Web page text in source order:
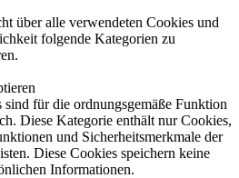
über alle verwendeten Cookies und
folgende Kategorien zu
für die ordnungsgemäße Funktion
Diese Kategorie enthält nur Cookies,
und Sicherheitsmerkmale der
Diese Cookies speichern keine
Informationen.